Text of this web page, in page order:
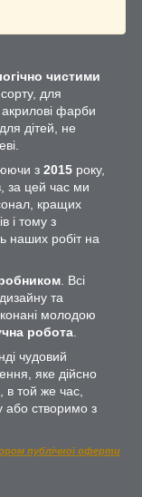
чистими
для
фарби
дітей, не
з 2015 року,
за цей час ми
кращих
і тому з
наших робіт на
. Всі
та
молодою
робота
чудовий
яке дійсно
в той же час,
або створимо з
публічної оферти